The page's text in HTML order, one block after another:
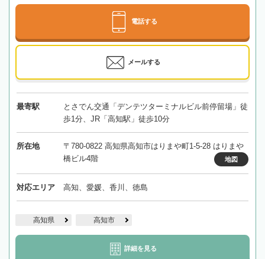
電話する
メールする
最寄駅
とさでん交通「デンテツターミナルビル前停留場」徒
歩1分、JR「高知駅」徒歩10分
所在地
〒780-0822 高知県高知市はりまや町1-5-28 はりまや
橋ビル4階
地図
対応エリア 高知、愛媛、香川、徳島
高知県 高知市
詳細を見る